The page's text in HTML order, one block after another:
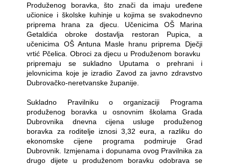
Produženog boravka, što znači da imaju uređene
učionice i školske kuhinje u kojima se svakodnevno
priprema hrana za djecu. Učenicima OŠ Marina
Getaldića obroke dostavlja restoran Pupica, a
učenicima OŠ Antuna Masle hranu priprema Dječji
vrtić Pčelica. Obroci za djecu u Produženom boravku
pripremaju se sukladno Uputama o prehrani i
jelovnicima koje je izradio Zavod za javno zdravstvo
Dubrovačko-neretvanske županije.
Sukladno Pravilniku o organizaciji Programa
produženog boravka u osnovnim školama Grada
Dubrovnika dnevna cijena usluge produženog
boravka za roditelje iznosi 3,32 eura, a razliku do
ekonomske cijene programa podmiruje Grad
Dubrovnik. Izmjenama i dopunama ovog Pravilnika za
drugo dijete u produženom boravku odobrava se